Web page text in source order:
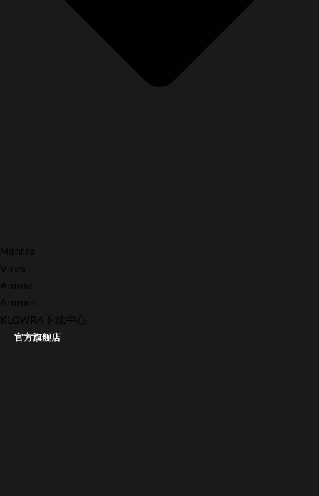
Mantra
Vires
Anima
Animus
KLOWRA下载中心
官方旗舰店